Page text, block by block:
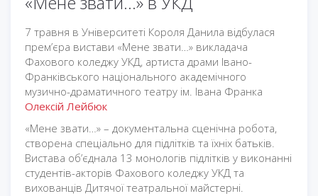
7 травня в Університеті Короля Данила відбулася
прем’єра вистави «Мене звати…» викладача
Фахового коледжу УКД, артиста драми Івано-
Франківського національного академічного
музично-драматичного театру ім. Івана Франка
Олексій Лейбюк
«Мене звати…» – документальна сценічна робота,
створена спеціально для підлітків та їхніх батьків.
Вистава об’єднала 13 монологів підлітків у виконанні
студентів-акторів Фахового коледжу УКД та
вихованців Дитячої театральної майстерні.